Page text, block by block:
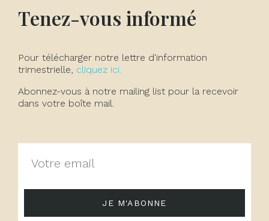
Tenez-vous informé
Pour télécharger notre lettre d'information
trimestrielle, cliquez ici.
Abonnez-vous à notre mailing list pour la recevoir
dans votre boîte mail.
JE M'ABONNE